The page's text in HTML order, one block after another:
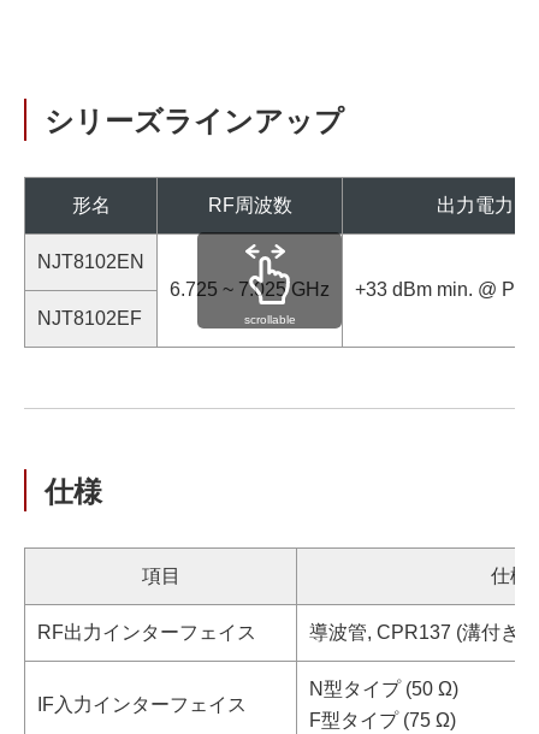
シリーズラインアップ
形名 RF周波数 出力電力
NJT8102EN
6.725 ~ 7.025 GHz
+33 dBm min. @
NJT8102EF
scrollable
仕様
項目 仕様
RF出力インターフェイス 導波管, CPR137 (溝付き)
IF入力インターフェイス
N型タイプ (50 Ω)
F型タイプ (75 Ω)